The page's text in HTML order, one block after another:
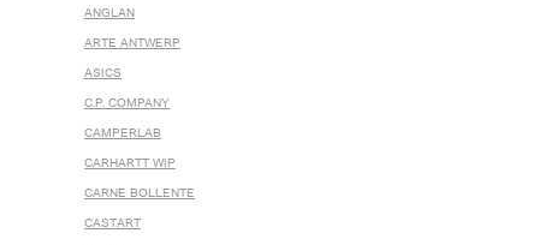
ANGLAN
ARTE ANTWERP
ASICS
C.P. COMPANY
CAMPERLAB
CARHARTT WIP
CARNE BOLLENTE
CASTART